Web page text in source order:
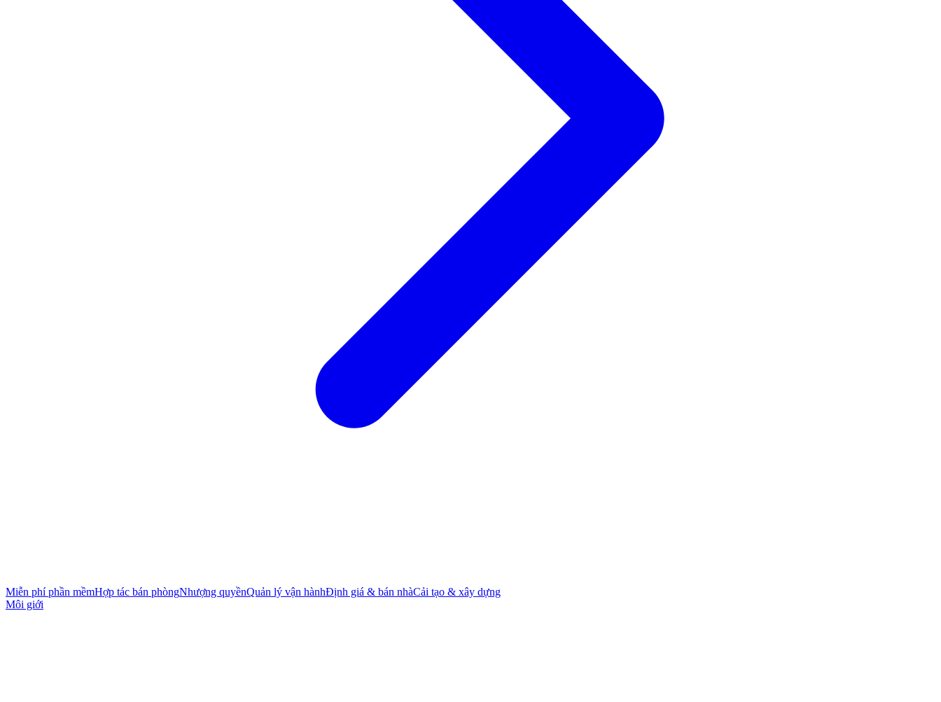
Miễn phí phần mềmHợp tác bán phòngNhượng quyềnQuản lý vận hànhĐịnh giá & bán nhàCải tạo & xây dựng
Môi giới